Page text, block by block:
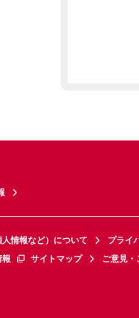
情報など）について プライ
サイトマップ ご意見・